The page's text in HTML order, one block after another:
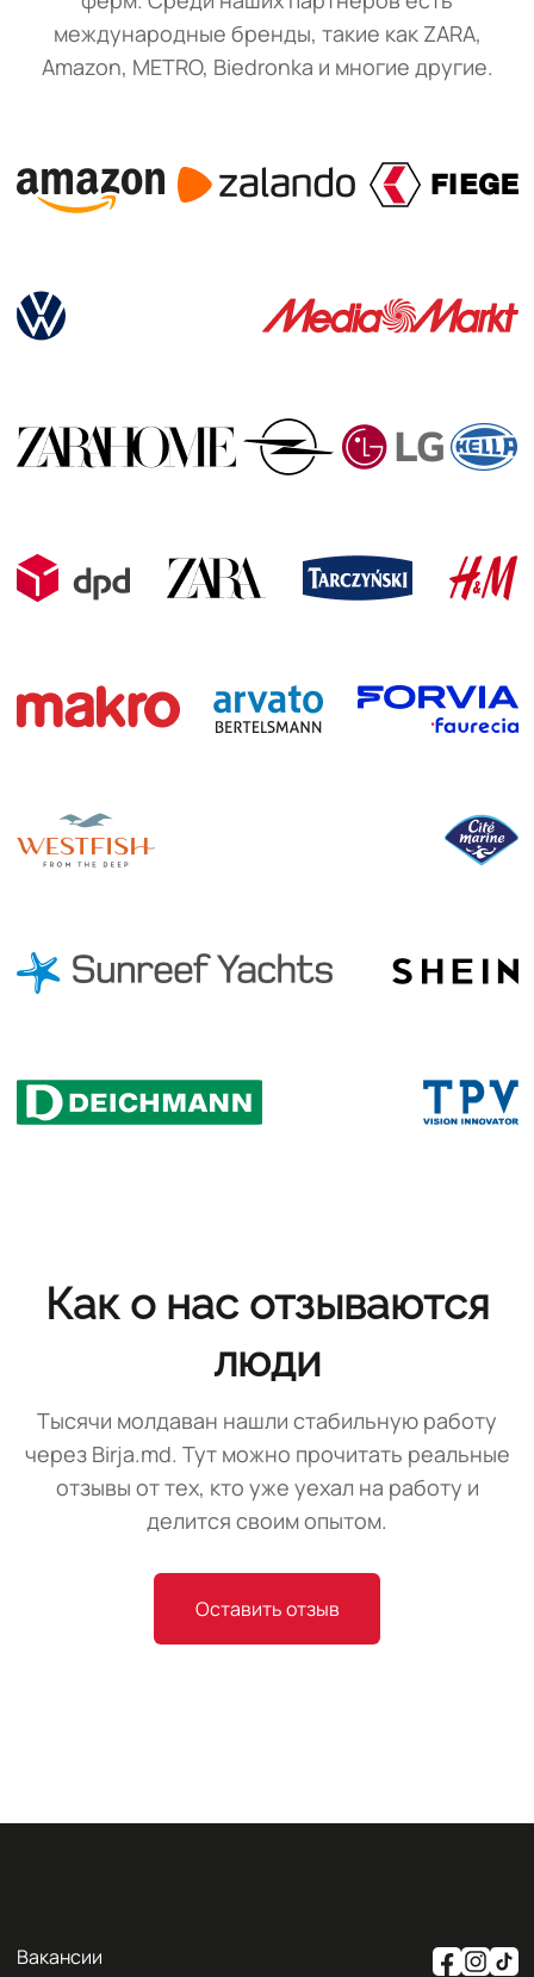
международные бренды, такие как ZARA,
Amazon, METRO, Biedronka и многие другие.
Как о нас отзываются
люди
Тысячи молдаван нашли стабильную работу
через Birja.md. Тут можно прочитать реальные
отзывы от тех, кто уже уехал на работу и
делится своим опытом.
Оставить отзыв
Вакансии